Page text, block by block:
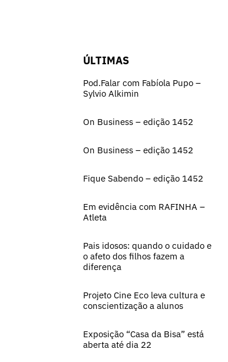
ÚLTIMAS
Pod.Falar com Fabíola Pupo –
Sylvio Alkimin
On Business – edição 1452
On Business – edição 1452
Fique Sabendo – edição 1452
Em evidência com RAFINHA –
Atleta
Pais idosos: quando o cuidado e
o afeto dos filhos fazem a
diferença
Projeto Cine Eco leva cultura e
conscientização a alunos
Exposição “Casa da Bisa” está
aberta até dia 22